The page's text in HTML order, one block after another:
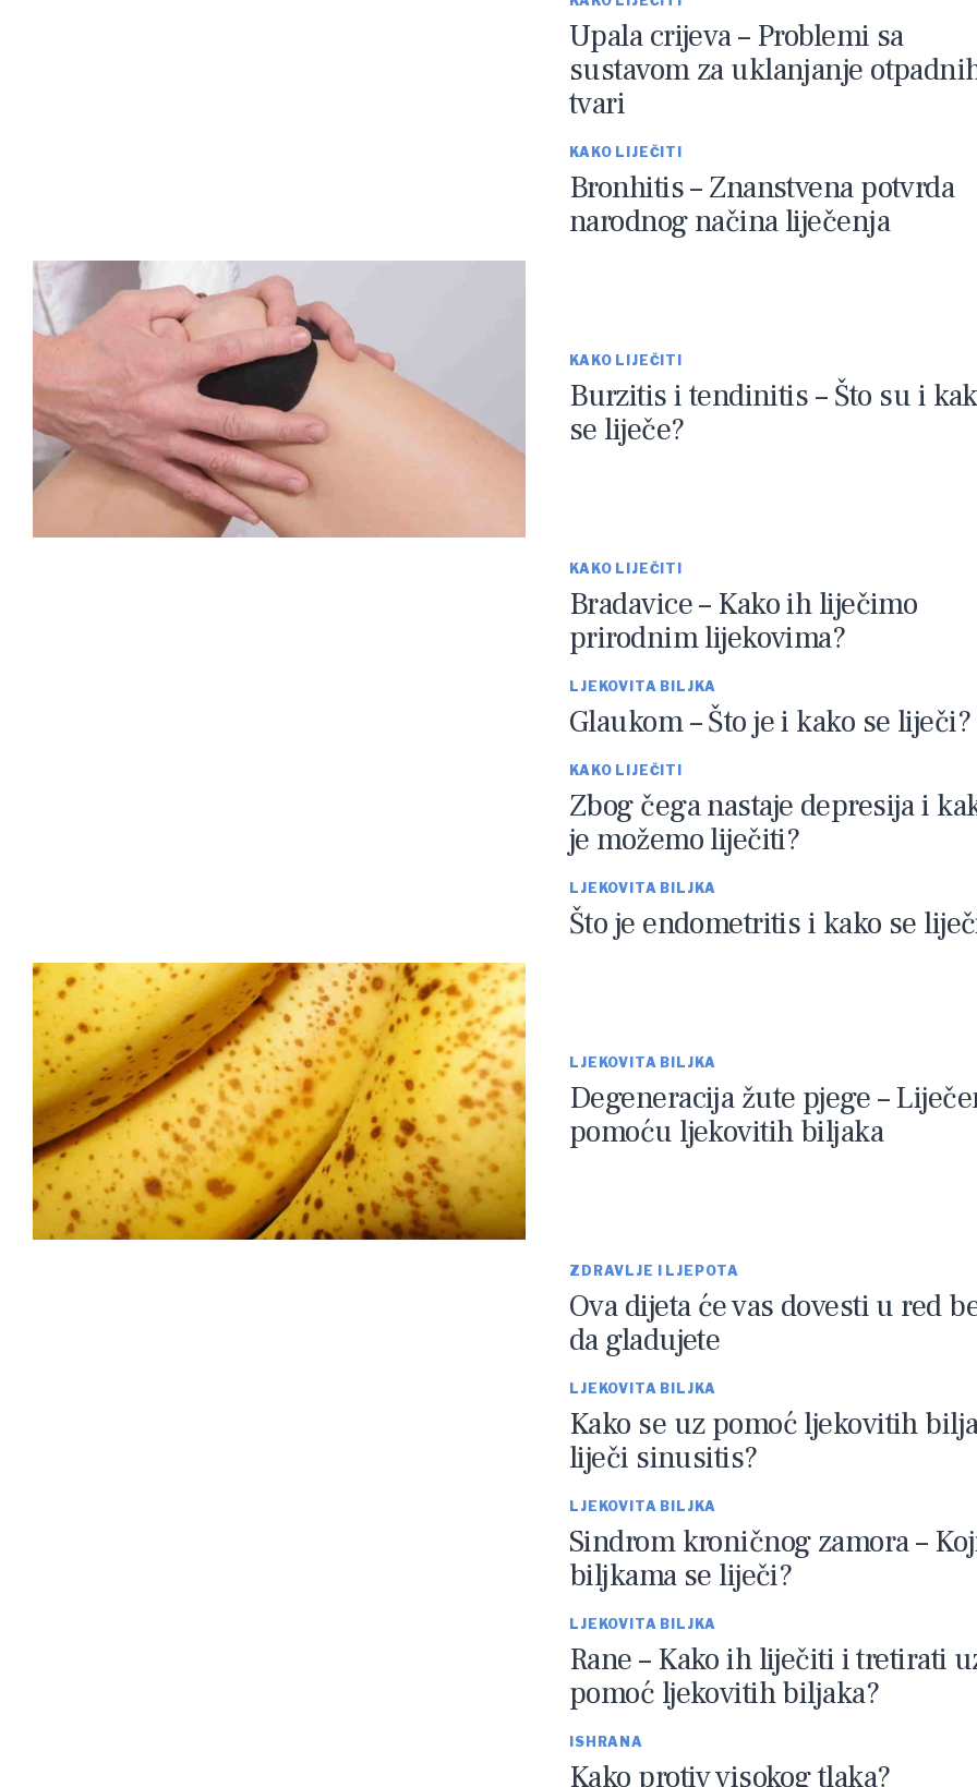
Upala crijeva – Problemi sa
sustavom za uklanjanje
tvari
KAKO LIJEČITI
Bronhitis – Znanstvena potvrda
narodnog načina liječenja
KAKO LIJEČITI
Burzitis i tendinitis – Što su i
se liječe?
KAKO LIJEČITI
Bradavice – Kako ih liječimo
prirodnim lijekovima?
LJEKOVITA BILJKA
Glaukom – Što je i kako se liječi?
KAKO LIJEČITI
Zbog čega nastaje depresija i
je možemo liječiti?
LJEKOVITA BILJKA
Što je endometritis i kako se
LJEKOVITA BILJKA
Degeneracija žute pjege –
pomoću ljekovitih biljaka
ZDRAVLJE I LJEPOTA
Ova dijeta će vas dovesti u red
da gladujete
LJEKOVITA BILJKA
Kako se uz pomoć ljekovitih
liječi sinusitis?
LJEKOVITA BILJKA
Sindrom kroničnog zamora –
biljkama se liječi?
LJEKOVITA BILJKA
Rane – Kako ih liječiti i tretirati
pomoć ljekovitih biljaka?
ISHRANA
Kako protiv visokog tlaka?